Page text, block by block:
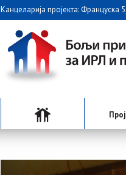
Канцеларија пројекта: Француска